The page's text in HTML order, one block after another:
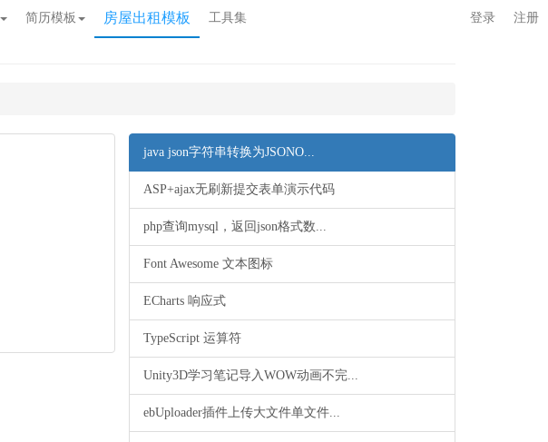
简历模板 房屋出租模板 工具集 登录 注册
java json字符串转换为JSONO...
ASP+ajax无刷新提交表单演示代码
php查询mysql，返回json格式数...
Font Awesome 文本图标
ECharts 响应式
TypeScript 运算符
Unity3D学习笔记导入WOW动画不完...
ebUploader插件上传大文件单文件...